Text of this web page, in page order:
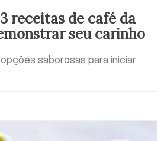
receitas de café da
seu carinho
saborosas para iniciar